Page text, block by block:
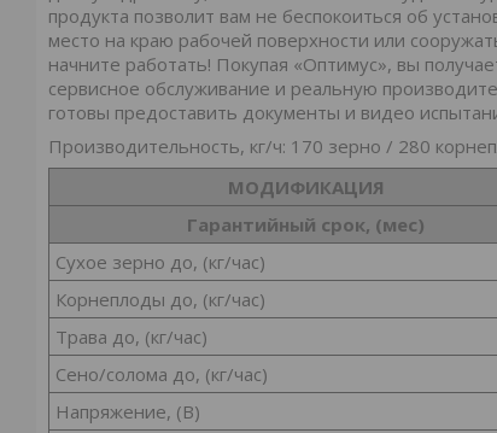
продукта позволит вам не беспокоиться об
место на краю рабочей поверхности или
начните работать! Покупая «Оптимус», вы
сервисное обслуживание и реальную
готовы предоставить документы и видео
Производительность, кг/ч: 170 зерно / 280
МОДИФИКАЦИЯ
Гарантийный срок, (мес)
Сухое зерно до, (кг/час)
Корнеплоды до, (кг/час)
Трава до, (кг/час)
Сено/солома до, (кг/час)
Напряжение, (В)